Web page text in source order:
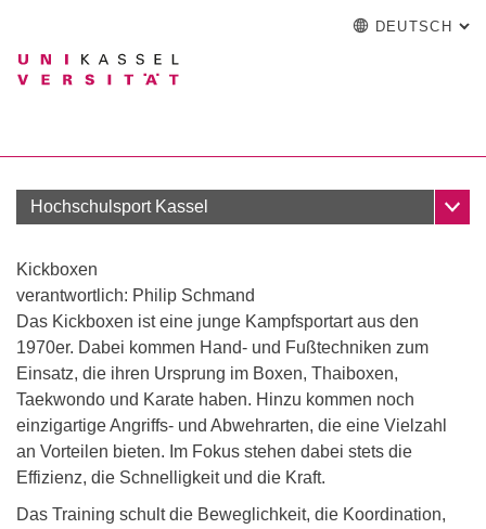
Springe direkt zu: Inhalt
Springe direkt zu: Suche
Springe direkt zu:
Suchbegriff
Suchen (öffnet externen Link in
DEUTSCH :
Italiano
Hochschulsport Kassel
Mitglied werden
Sportreisen
Schnupperangebote
Sportanlagen
Kickboxen
verantwortlich: Philip Schmand
Das Kickboxen ist eine junge Kampfsportart aus den
1970er. Dabei kommen Hand- und Fußtechniken zum
Einsatz, die ihren Ursprung im Boxen, Thaiboxen,
Taekwondo und Karate haben. Hinzu kommen noch
einzigartige Angriffs- und Abwehrarten, die eine Vielzahl
an Vorteilen bieten. Im Fokus stehen dabei stets die
Effizienz, die Schnelligkeit und die Kraft.
Das Training schult die Beweglichkeit, die Koordination,